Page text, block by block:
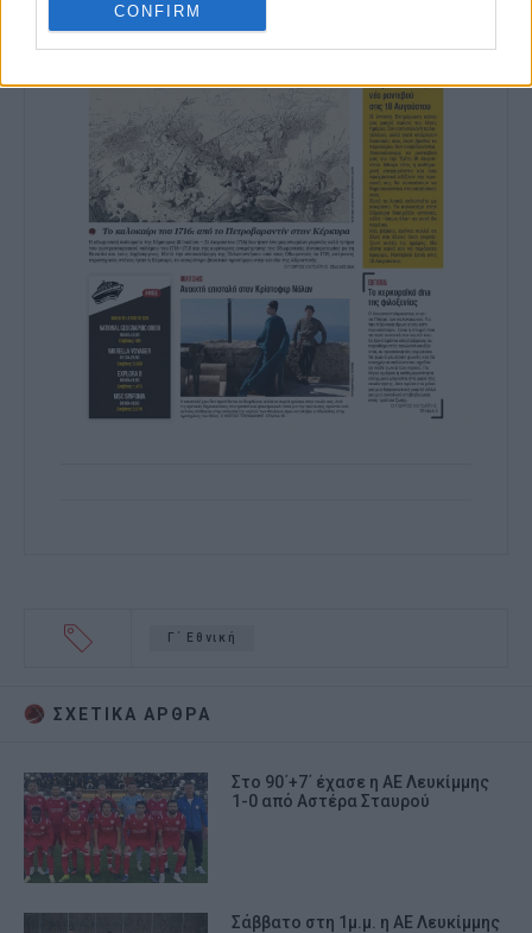
CONFIRM
Γ΄ Εθνική
ΣΧΕΤΙΚA AΡΘΡΑ
Στο 90΄+7΄ έχασε η ΑΕ Λευκίμμης
1-0 από Αστέρα Σταυρού
Σάββατο στη 1μ.μ. η ΑΕ Λευκίμμης